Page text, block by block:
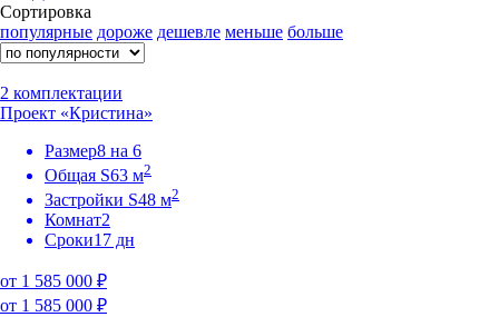
Сортировка
популярные дороже дешевле меньше больше
2 комплектации
Проект «Кристина»
Размер8 на 6
Общая S63 м2
Застройки S48 м2
Комнат2
Сроки17 дн
от 1 585 000 ₽
от 1 585 000 ₽